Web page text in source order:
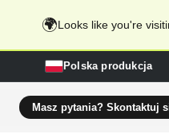
🌍Looks like you're
Polska produkcja
Masz pytania? Skontaktuj